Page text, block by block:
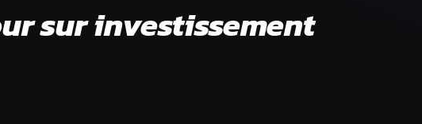
sur investissement